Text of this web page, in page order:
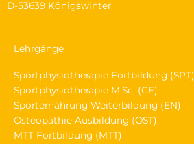
D-53639 Königswinter
Lehrgänge
Sportphysiotherapie Fortbildung (SPT)
Sportphysiotherapie M.Sc. (CE)
Sporternährung Weiterbildung (EN)
Osteopathie Ausbildung (OST)
MTT Fortbildung (MTT)